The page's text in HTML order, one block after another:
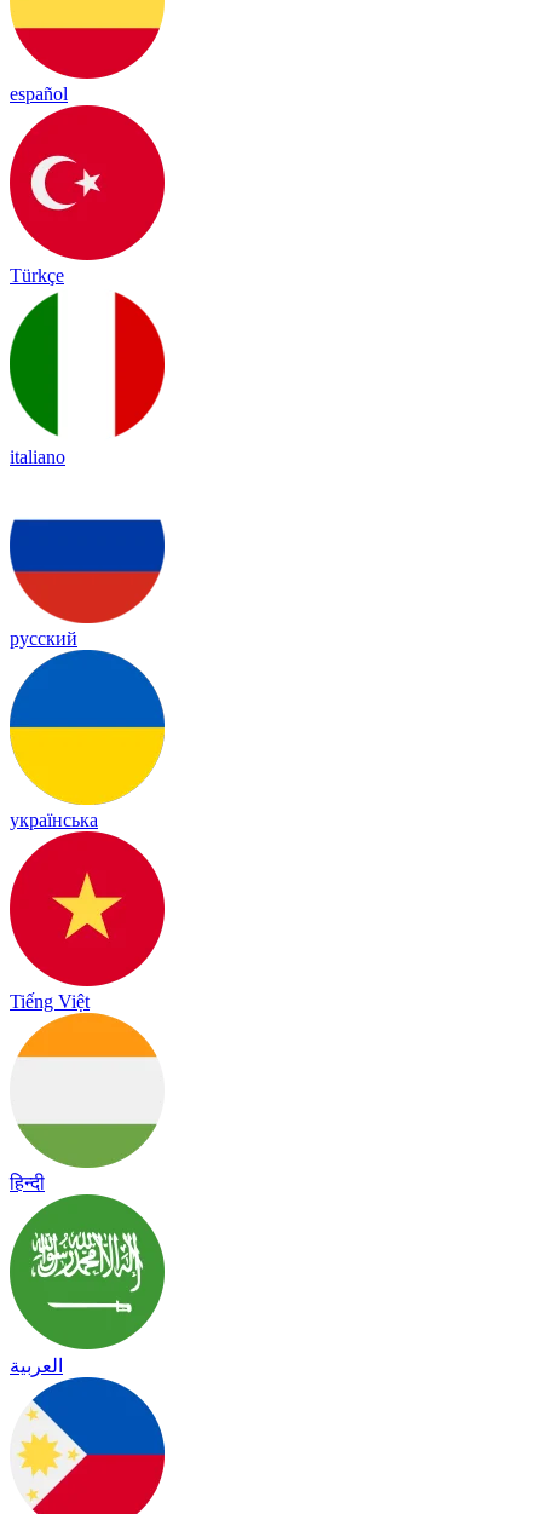
español
Türkçe
italiano
русский
українська
Tiếng Việt
हिन्दी
العربية